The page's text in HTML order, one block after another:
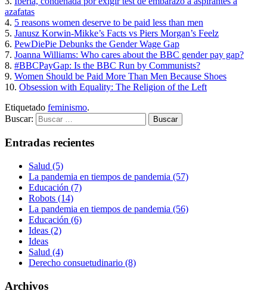
azafatas
4. 5 reasons women deserve to be paid less than men
5. Janusz Korwin-Mikke’s Facts vs Piers Morgan’s Feelz
6. PewDiePie Debunks the Gender Wage Gap
7. Joanna Williams: Who cares about the BBC gender pay gap?
8. #BBCPayGap: Is the BBC Run by Communists?
9. Women Should be Paid More Than Men Because Shoes
10. Obsession with Equality: The Religion of the Left
Etiquetado feminismo.
Buscar:
Entradas recientes
Salud (5)
La pandemia en tiempos de pandemia (57)
Educación (7)
Robots (14)
La pandemia en tiempos de pandemia (56)
Educación (6)
Ideas (2)
Ideas
Salud (4)
Derecho consuetudinario (8)
Archivos